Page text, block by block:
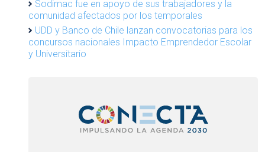
Sodimac fue en apoyo de sus trabajadores y la
comunidad afectados por los temporales
UDD y Banco de Chile lanzan convocatorias para los
concursos nacionales Impacto Emprendedor Escolar
y Universitario